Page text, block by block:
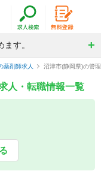
す。
薬剤師求人 沼津市(静岡県)の管
人・転職情報一覧